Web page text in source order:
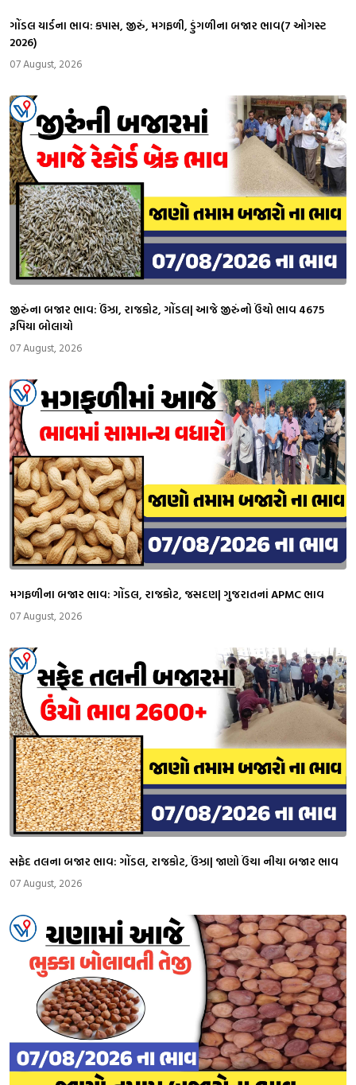
ગોંડલ યાર્ડના ભાવ: કપાસ, જીરું, મગફળી, ડુંગળીના બજાર ભાવ(7 ઓગસ્ટ
2026)
07 August, 2026
જીરુંના બજાર ભાવ: ઉંઝા, રાજકોટ, ગોંડલ| આજે જીરુંનો ઉંચો ભાવ 4675
રૂપિયા બોલાયો
07 August, 2026
મગફળીના બજાર ભાવ: ગોંડલ, રાજકોટ, જસદણ| ગુજરાતનાં APMC ભાવ
07 August, 2026
સફેદ તલના બજાર ભાવ: ગોંડલ, રાજકોટ, ઉંઝા| જાણો ઉંચા નીચા બજાર ભાવ
07 August, 2026